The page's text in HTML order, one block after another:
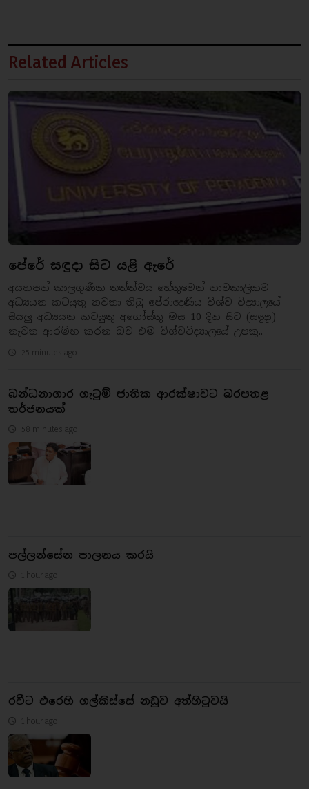
Related Articles
පේරේ සඳුදා සිට යළි ඇරේ
අයහපත් කාලගුණික තත්ත්වය හේතුවෙන් තාවකාලිකව
අධ්‍යයන කටයුතු නවතා තිබු පේරාදෙණිය විශ්ව විද්‍යාලයේ
සියලු අධ්‍යයන කටයුතු අගෝස්තු මස 10 දින සිට (සඳුදා)
නැවත ආරම්භ කරන බව එම විශ්වවිද්‍යාලයේ උපකු..
25 minutes ago
බන්ධනාගාර ගැටුම් ජාතික ආරක්ෂාවට බරපතළ
තර්ජනයක්
58 minutes ago
පල්ලන්සේන පාලනය කරයි
1 hour ago
රවීට එරෙහි ගල්කිස්සේ නඩුව අත්හිටුවයි
1 hour ago